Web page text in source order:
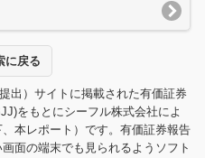
に戻る
出）サイトに掲載された有価証券
をもとにシーフル株式会社によ
本レポート）です。有価証券報告
面の端末でも見られるようソフト